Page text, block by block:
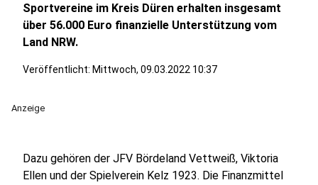
Sportvereine im Kreis Düren erhalten insgesamt
über 56.000 Euro finanzielle Unterstützung vom
Land NRW.
Veröffentlicht: Mittwoch, 09.03.2022 10:37
Anzeige
Dazu gehören der JFV Bördeland Vettweiß, Viktoria
Ellen und der Spielverein Kelz 1923. Die Finanzmittel